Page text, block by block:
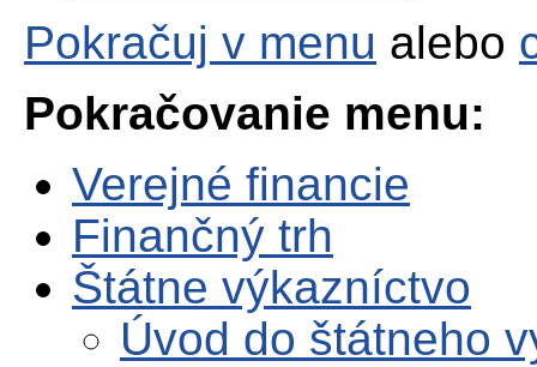
Pokračuj v menu alebo
Pokračovanie menu:
Verejné financie
Finančný trh
Štátne výkazníctvo
Úvod do štátneho